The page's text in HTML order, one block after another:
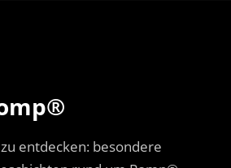
entdecken: besondere